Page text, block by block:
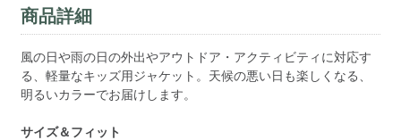
商品詳細
風の日や雨の日の外出やアウトドア・アクティビティに対応す
る、軽量なキッズ用ジャケット。天候の悪い日も楽しくなる、
明るいカラーでお届けします。
サイズ＆フィット